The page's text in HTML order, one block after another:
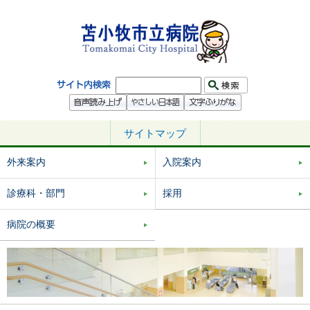
サイトマップ
外来案内 入院案内
診療科・部門 採用
病院の概要